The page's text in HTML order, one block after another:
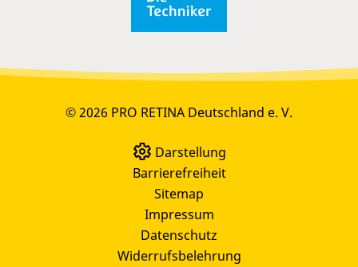
© 2026 PRO RETINA Deutschland e. V.
Darstellung
Barrierefreiheit
Sitemap
Impressum
Datenschutz
Widerrufsbelehrung